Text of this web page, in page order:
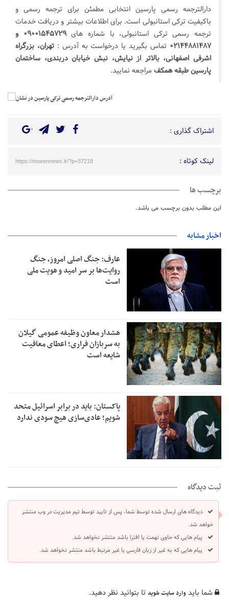
دارالترجمه رسمی پارسین انتخابی مطمئن برای ترجمه رسمی و
باکیفیت ترکی استانبولی است. برای اطلاعات بیشتر و دریافت خدمات
ترجمه رسمی ترکی استانبولی، با شماره های
۰۹۰۰۱۵۴۵۷۲۹ و
۰۲۱۴۴۸۸۱۴۸۷ تماس بگیرید یا درخواست به آدرس :تهران، بزرگراه
اشرفی اصفهانی، بالاتر از نیایش، نبش خیابان دربندی، ساختمان
پارسین طبقه همکفمراجعه نمایید.
اشتراک گذاری :
لینک کوتاه : https://moeennews.ir/?p=37218
برچسب ها
این مطلب بدون برچسب می باشد.
اخبار مشابه
عارف: جنگ اصلی امروز، جنگ
روایت‌ها بر سر امید و هویت ملی
است
هشدار معاون وظیفه عمومی گیلان
به سربازان فراری؛ اعطای معافیت
شایعه است
پاکستان: باید در برابر اسرائیل متحد
شویم؛ عادی‌سازی هیچ سودی ندارد
ثبت دیدگاه
دیدگاه های ارسال شده توسط شما، پس از تایید توسط تیم مدیریت در وب منتشر
خواهد شد.
پیام هایی که حاوی تهمت یا افترا باشد منتشر نخواهد شد.
پیام هایی که به غیر از زبان فارسی یا غیر مرتبط باشد منتشر نخواهد شد.
شما باید وارد سایت شوید تا بتوانید نظر دهید.